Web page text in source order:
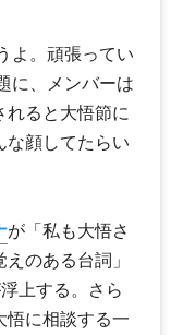
よ。頑張ってい
に、メンバーは
ると大悟節に
な顔してたらい
が「私も大悟さ
のある台詞」
上する。さら
悟に相談する一